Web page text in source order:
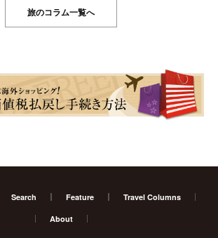
旅のコラム一覧へ
Search Feature Travel Columns
About